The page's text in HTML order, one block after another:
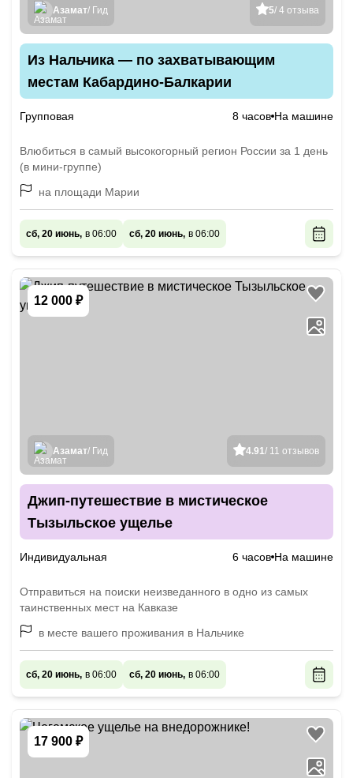
5/ 4 отзыва
Азамат/ Гид
Из Нальчика — по захватывающим
местам Кабардино-Балкарии
Групповая 8 часов На машине
Влюбиться в самый высокогорный регион России за 1 день
(в мини-группе)
на площади Марии
сб, 20 июнь, в 06:00 сб, 20 июнь, в 06:00
12 000 ₽
4.91/ 11 отзывов
Азамат/ Гид
Джип-путешествие в мистическое
Тызыльское ущелье
Индивидуальная 6 часов На машине
Отправиться на поиски неизведанного в одно из самых
таинственных мест на Кавказе
в месте вашего проживания в Нальчике
сб, 20 июнь, в 06:00 сб, 20 июнь, в 06:00
17 900 ₽